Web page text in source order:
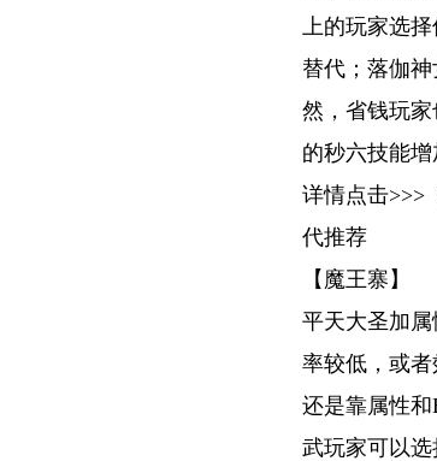
上的玩家选
替代；落伽
然，省钱玩
的秒六技能增
详情点击>>>
代推荐
【魔王寨】
平天大圣加
率较低，或
还是靠属性
武玩家可以